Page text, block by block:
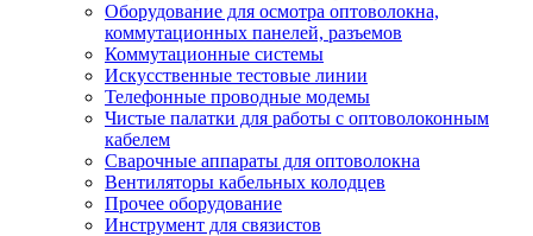
Оборудование для осмотра оптоволокна,
коммутационных панелей, разъемов
Коммутационные системы
Искусственные тестовые линии
Телефонные проводные модемы
Чистые палатки для работы с оптоволоконным
кабелем
Сварочные аппараты для оптоволокна
Вентиляторы кабельных колодцев
Прочее оборудование
Инструмент для связистов